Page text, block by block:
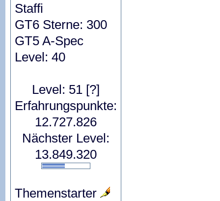
Staffi
GT6 Sterne: 300
GT5 A-Spec
Level: 40
Level: 51 [?]
Erfahrungspunkte:
12.727.826
Nächster Level:
13.849.320
Themenstarter